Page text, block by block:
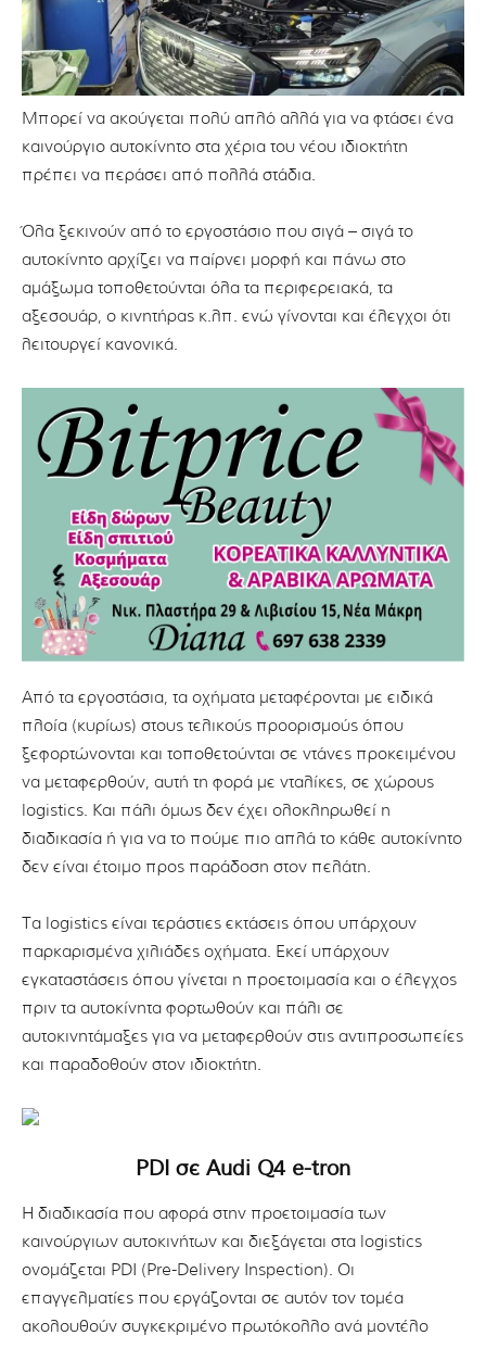
Μπορεί να ακούγεται πολύ απλό αλλά για να φτάσει ένα
καινούργιο αυτοκίνητο στα χέρια του νέου ιδιοκτήτη
πρέπει να περάσει από πολλά στάδια.
Όλα ξεκινούν από το εργοστάσιο που σιγά – σιγά το
αυτοκίνητο αρχίζει να παίρνει μορφή και πάνω στο
αμάξωμα τοποθετούνται όλα τα περιφερειακά, τα
αξεσουάρ, ο κινητήρας κ.λπ. ενώ γίνονται και έλεγχοι ότι
λειτουργεί κανονικά.
Από τα εργοστάσια, τα οχήματα μεταφέρονται με ειδικά
πλοία (κυρίως) στους τελικούς προορισμούς όπου
ξεφορτώνονται και τοποθετούνται σε ντάνες προκειμένου
να μεταφερθούν, αυτή τη φορά με νταλίκες, σε χώρους
logistics. Και πάλι όμως δεν έχει ολοκληρωθεί η
διαδικασία ή για να το πούμε πιο απλά το κάθε αυτοκίνητο
δεν είναι έτοιμο προς παράδοση στον πελάτη.
Τα logistics είναι τεράστιες εκτάσεις όπου υπάρχουν
παρκαρισμένα χιλιάδες οχήματα. Εκεί υπάρχουν
εγκαταστάσεις όπου γίνεται η προετοιμασία και ο έλεγχος
πριν τα αυτοκίνητα φορτωθούν και πάλι σε
αυτοκινητάμαξες για να μεταφερθούν στις αντιπροσωπείες
και παραδοθούν στον ιδιοκτήτη.
PDI σε Audi Q4 e-tron
Η διαδικασία που αφορά στην προετοιμασία των
καινούργιων αυτοκινήτων και διεξάγεται στα logistics
ονομάζεται PDI (Pre-Delivery Inspection). Οι
επαγγελματίες που εργάζονται σε αυτόν τον τομέα
ακολουθούν συγκεκριμένο πρωτόκολλο ανά μοντέλο